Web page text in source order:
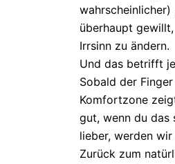
überhaupt
Irrsinn zu ändern.
Und das betrifft
Sobald der
Komfortzone
gut, wenn du das
lieber, werden
Zurück zum